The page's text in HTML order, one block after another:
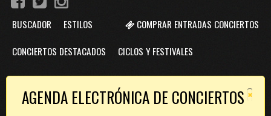
COMPRAR ENTRADAS CONCIERTOS
BUSCADOR ESTILOS
CONCIERTOS DESTACADOS CICLOS Y FESTIVALES
×
AGENDA ELECTRÓNICA DE CONCIERTOS